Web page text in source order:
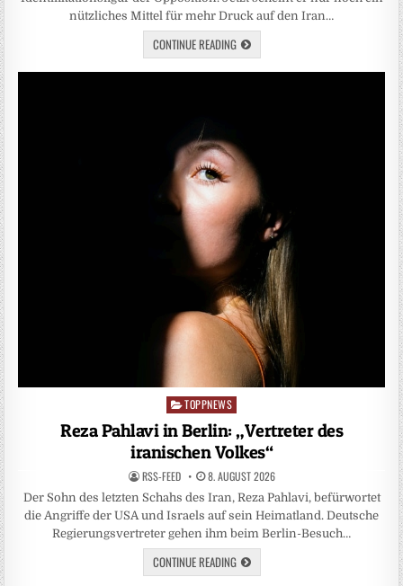
nützliches Mittel für mehr Druck auf den Iran…
CONTINUE READING
Posted
in
TOPPNEWS
Reza Pahlavi in Berlin: „Vertreter des
iranischen Volkes“
RSS-FEED 8. AUGUST 2026
Der Sohn des letzten Schahs des Iran, Reza Pahlavi, befürwortet
die Angriffe der USA und Israels auf sein Heimatland. Deutsche
Regierungsvertreter gehen ihm beim Berlin-Besuch…
CONTINUE READING